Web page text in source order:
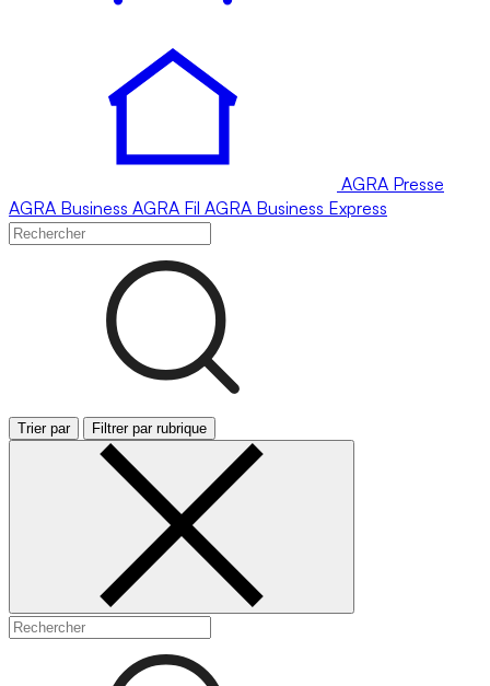
AGRA Presse
AGRA Business AGRA Fil AGRA Business Express
Trier par Filtrer par rubrique